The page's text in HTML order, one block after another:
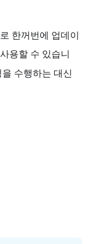
한꺼번에 업데이
용할 수 있습니
수행하는 대신